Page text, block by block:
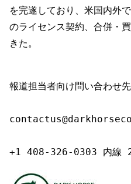
を完遂しており、米国内外
のライセンス契約、合併・
きた。
報道担当者向け問い合わせ先
+1 408-326-0303 内線